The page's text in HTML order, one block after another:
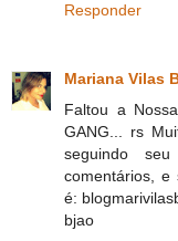
Responder
Mariana Vilas
Faltou a
GANG... rs
seguindo
comentários, e
é:
bjao